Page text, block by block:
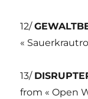
12/
«
13/
from « Open